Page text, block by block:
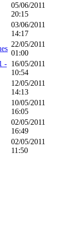
05/06/2011
20:15
03/06/2011
14:17
22/05/2011
01:00
- 16/05/2011
10:54
12/05/2011
14:13
10/05/2011
16:05
02/05/2011
16:49
02/05/2011
11:50